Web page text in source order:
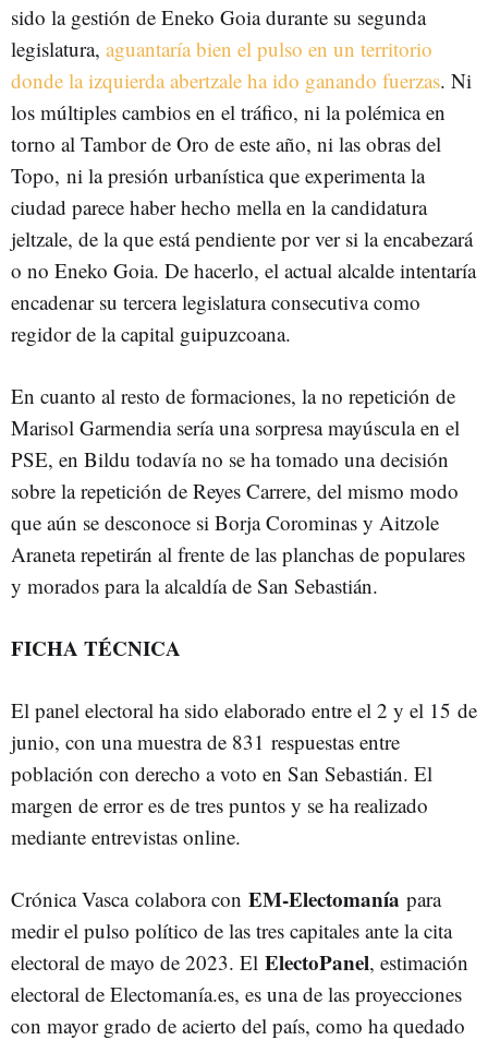
sido la gestión de Eneko Goia durante su segunda
legislatura, aguantaría bien el pulso en un territorio
donde la izquierda abertzale ha ido ganando fuerzas. Ni
los múltiples cambios en el tráfico, ni la polémica en
torno al Tambor de Oro de este año, ni las obras del
Topo, ni la presión urbanística que experimenta la
ciudad parece haber hecho mella en la candidatura
jeltzale, de la que está pendiente por ver si la encabezará
o no Eneko Goia. De hacerlo, el actual alcalde intentaría
encadenar su tercera legislatura consecutiva como
regidor de la capital guipuzcoana.
En cuanto al resto de formaciones, la no repetición de
Marisol Garmendia sería una sorpresa mayúscula en el
PSE, en Bildu todavía no se ha tomado una decisión
sobre la repetición de Reyes Carrere, del mismo modo
que aún se desconoce si Borja Corominas y Aitzole
Araneta repetirán al frente de las planchas de populares
y morados para la alcaldía de San Sebastián.
FICHA TÉCNICA
El panel electoral ha sido elaborado entre el 2 y el 15 de
junio, con una muestra de 831 respuestas entre
población con derecho a voto en San Sebastián. El
margen de error es de tres puntos y se ha realizado
mediante entrevistas online.
Crónica Vasca colabora con EM-Electomanía para
medir el pulso político de las tres capitales ante la cita
electoral de mayo de 2023. El ElectoPanel, estimación
electoral de Electomanía.es, es una de las proyecciones
con mayor grado de acierto del país, como ha quedado